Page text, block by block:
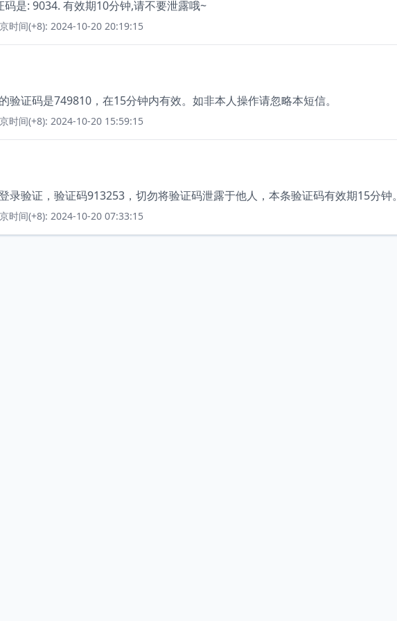
码是: 9034. 有效期10分钟,请不要泄露哦~
时间(+8): 2024-10-20 20:19:15
验证码是749810，在15分钟内有效。如非本人操作请忽略本短信。
时间(+8): 2024-10-20 15:59:15
录验证，验证码913253，切勿将验证码泄露于他人，本条验证码有效期15分钟。
时间(+8): 2024-10-20 07:33:15